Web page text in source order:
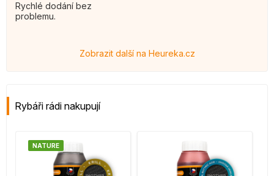
Rychlé dodání bez
problemu.
Zobrazit další na Heureka.cz
Rybáři rádi nakupují
NATURE